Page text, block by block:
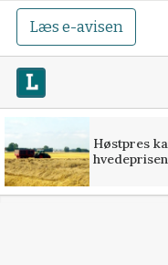
Læs e-avisen
Høstpres